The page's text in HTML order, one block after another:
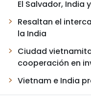
El Salvador, India
Resaltan el
la India
Ciudad
cooperación en
Vietnam e India